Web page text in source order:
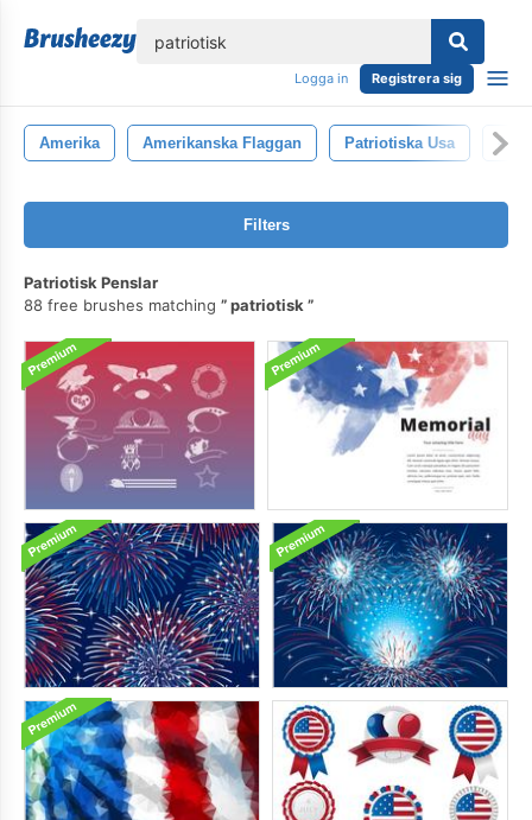
Logga in Registrera sig
Amerika Amerikanska Flaggan Patriotiska Usa 4
Filters
Patriotisk Penslar
88 free brushes matching
patriotisk